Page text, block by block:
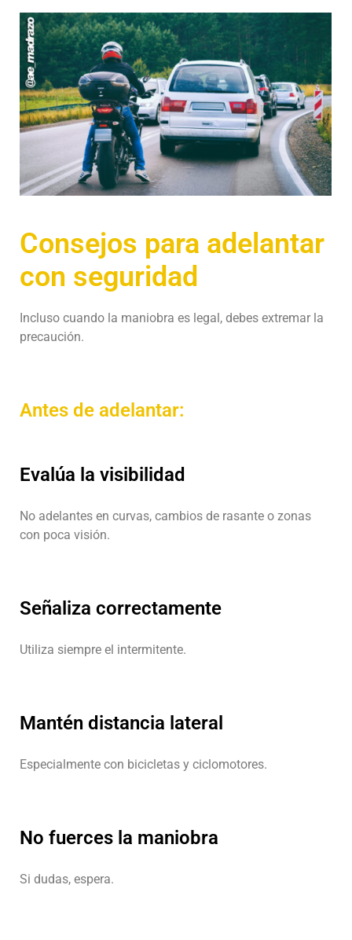
Consejos para adelantar
con seguridad
Incluso cuando la maniobra es legal, debes extremar la
precaución.
Antes de adelantar:
Evalúa la visibilidad
No adelantes en curvas, cambios de rasante o zonas
con poca visión.
Señaliza correctamente
Utiliza siempre el intermitente.
Mantén distancia lateral
Especialmente con bicicletas y ciclomotores.
No fuerces la maniobra
Si dudas, espera.